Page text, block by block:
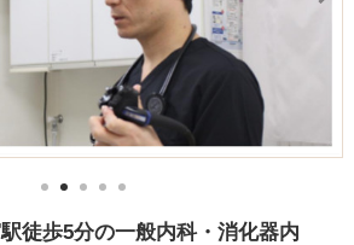
徒歩5分の一般内科・消化器内